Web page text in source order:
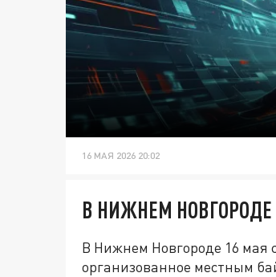
16 МАЯ 2026 20:02
В НИЖНЕМ
В Нижнем Новгороде 16 мая
организованное местным